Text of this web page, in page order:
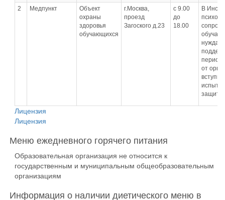
2 Медпункт
Объект
охраны
здоровья
обучающихся
г.Москва,
проезд
Загоского д.23
с 9.00
до
18.00
В
период
от
Лицензия
Лицензия
Меню ежедневного горячего питания
Образовательная организация не относится к
государственным и муниципальным общеобразовательным
организациям
Информация о наличии диетического меню в